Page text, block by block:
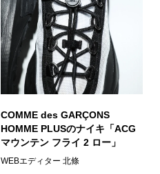
COMME des GARÇONS
HOMME PLUSのナイキ「ACG
マウンテン フライ 2 ロー」
WEBエディター 北條